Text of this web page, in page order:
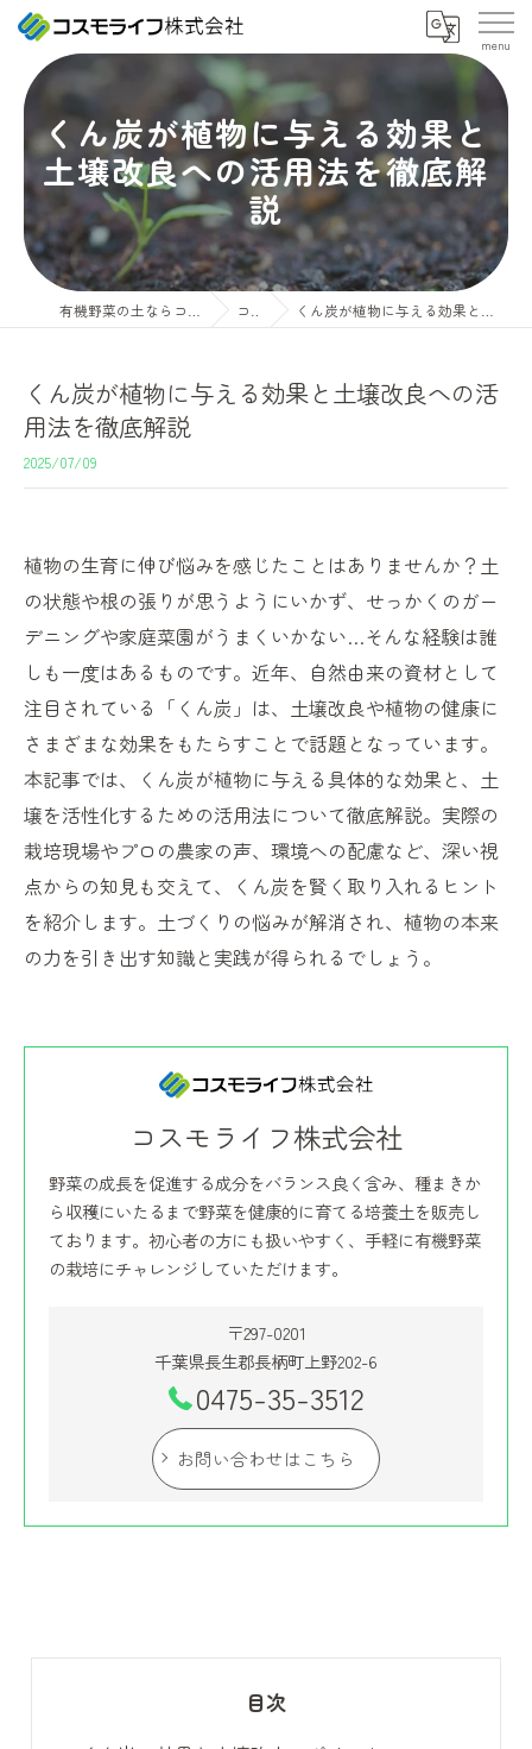
くん炭が植物に与える効果と
土壌改良への活用法を徹底解
説
コラム くん炭が植物に与える効果と土壌改良への活用法を徹底解説
くん炭が植物に与える効果と土壌改良への活
用法を徹底解説
2025/07/09
植物の生育に伸び悩みを感じたことはありませんか？土
の状態や根の張りが思うようにいかず、せっかくのガー
デニングや家庭菜園がうまくいかない…そんな経験は誰
しも一度はあるものです。近年、自然由来の資材として
注目されている「くん炭」は、土壌改良や植物の健康に
さまざまな効果をもたらすことで話題となっています。
本記事では、くん炭が植物に与える具体的な効果と、土
壌を活性化するための活用法について徹底解説。実際の
栽培現場やプロの農家の声、環境への配慮など、深い視
点からの知見も交えて、くん炭を賢く取り入れるヒント
を紹介します。土づくりの悩みが解消され、植物の本来
の力を引き出す知識と実践が得られるでしょう。
コスモライフ株式会社
野菜の成長を促進する成分をバランス良く含み、種まきか
ら収穫にいたるまで野菜を健康的に育てる培養土を販売し
ております。初心者の方にも扱いやすく、手軽に有機野菜
の栽培にチャレンジしていただけます。
〒297-0201
千葉県長生郡長柄町上野202-6
0475-35-3512
お問い合わせはこちら
目次